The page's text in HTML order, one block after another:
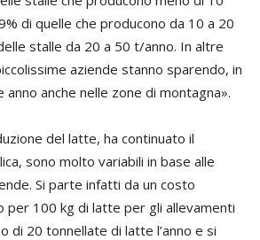
di quelle che producono da 10 a 20
stalle da 20 a 50 t/anno. In altre
aziende stanno sparendo, in
anno anche nelle zone di montagna».
del latte, ha continuato il
sono molto variabili in base alle
Si parte infatti da un costo
per 100 kg di latte per gli allevamenti
di 20 tonnellate di latte l’anno e si